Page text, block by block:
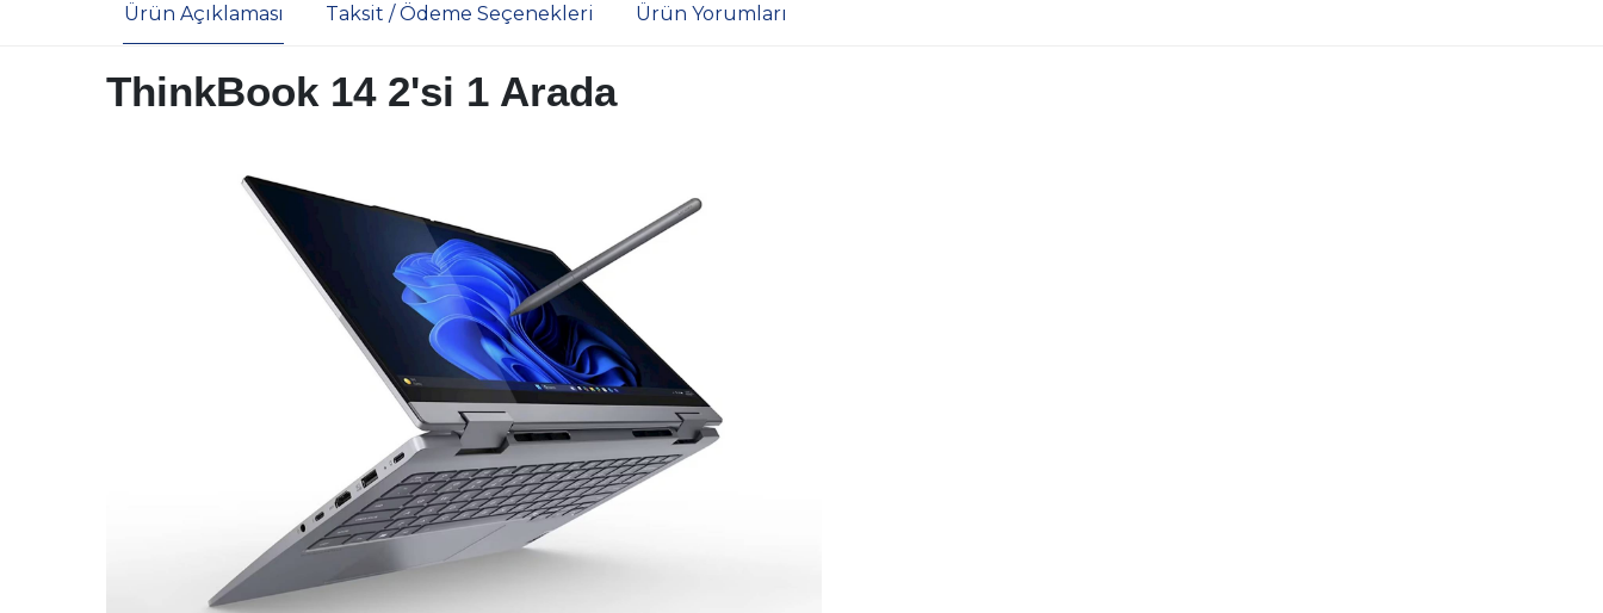
Ürün Açıklaması Taksit / Ödeme Seçenekleri Ürün Yorumları
ThinkBook 14 2'si 1 Arada